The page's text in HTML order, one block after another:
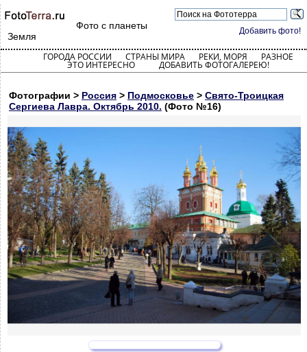
Добавить фото!
Фото с планеты
Земля
ГОРОДА РОССИИ СТРАНЫ МИРА РЕКИ, МОРЯ РАЗНОЕ
ЭТО ИНТЕРЕСНО ДОБАВИТЬ ФОТОГАЛЕРЕЮ!
Фотографии > Россия > Подмосковье > Свято-Троицкая
Сергиева Лавра. Октябрь 2010. (Фото №16)